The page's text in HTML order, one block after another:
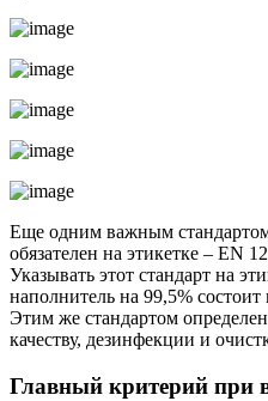
Еще одним важным
обязателен на этикетке – EN
Указывать этот стандарт на
наполнитель на 99,5%
Этим же стандартом
качеству, дезинфекции и
Главный критерий при